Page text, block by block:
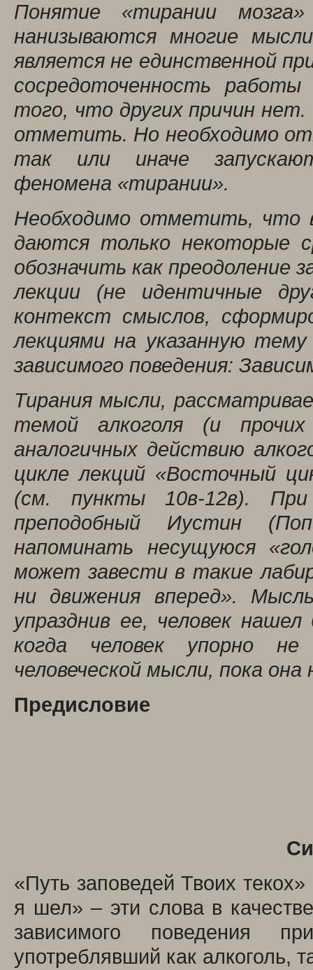
Понятие «тирании
нанизываются многие
является не единственной
сосредоточенность
того, что других причин
отметить. Но необходимо
так или иначе
феномена «тирании».
Необходимо отметить, что
даются только некоторые
обозначить как преодоление
лекции (не идентичные
контекст смыслов,
лекциями на указанную
зависимого поведения:
Тирания мысли,
темой алкоголя (и
аналогичных действию
цикле лекций «Восточный
(см. пункты 10в-12в). При
преподобный Иустин
напоминать несущуюся
может завести в такие
ни движения вперед».
упразднив ее, человек
когда человек упорно
человеческой мысли, пока
Предисловие
«Путь заповедей Твоих
я шел» – эти слова в
зависимого поведения
употреблявший как алкоголь,